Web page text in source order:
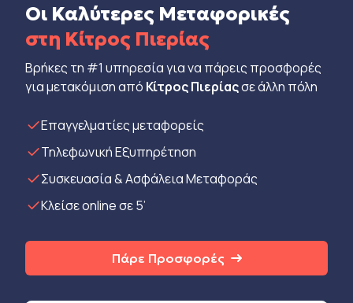
Οι Καλύτερες Μεταφορικές
στη Κίτρος Πιερίας
Βρήκες τη #1 υπηρεσία για να πάρεις προσφορές
για μετακόμιση από Κίτρος Πιερίαςσε άλλη πόλη
Eπαγγελματίες μεταφορείς
Τηλεφωνική Εξυπηρέτηση
Συσκευασία & Ασφάλεια Μεταφοράς
Κλείσε online σε 5’
Πάρε Προσφορές